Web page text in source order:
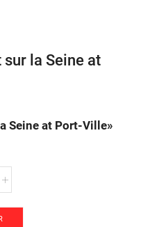
la Seine at
Seine at Port-Ville»